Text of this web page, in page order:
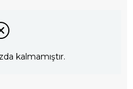
kalmamıştır.